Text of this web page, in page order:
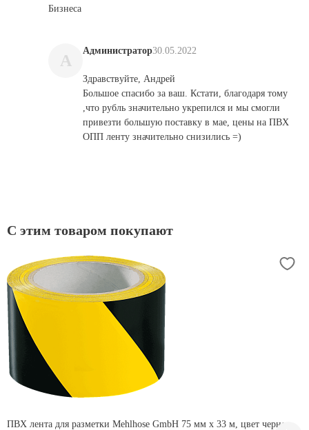
Бизнеса
A
Администратор30.05.2022
Здравствуйте, Андрей
Большое спасибо за ваш. Кстати, благодаря тому
,что рубль значительно укрепился и мы смогли
привезти большую поставку в мае, цены на ПВХ
ОПП ленту значительно снизились =)
С этим товаром покупают
ПВХ лента для разметки Mehlhose GmbH 75 мм х 33 м, цвет черно-